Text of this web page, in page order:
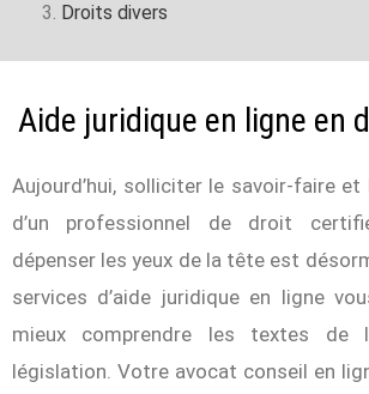
Droits divers
Aide juridique en ligne en
Aujourd’hui, solliciter le savoir-faire
d’un professionnel de droit
dépenser les yeux de la tête est
services d’aide juridique en ligne
mieux comprendre les textes de
législation. Votre avocat conseil en